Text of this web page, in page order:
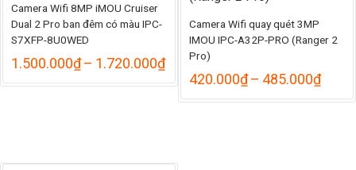
Camera Wifi 8MP iMOU Cruiser
Dual 2 Pro ban đêm có màu IPC-
S7XFP-8U0WED
1.500.000₫– 1.720.000₫Khoảng
từ
1.500.000₫
Camera Wifi quay quét 3MP
IMOU IPC-A32P-PRO (Ranger 2
Pro)
420.000₫– 485.000₫
từ